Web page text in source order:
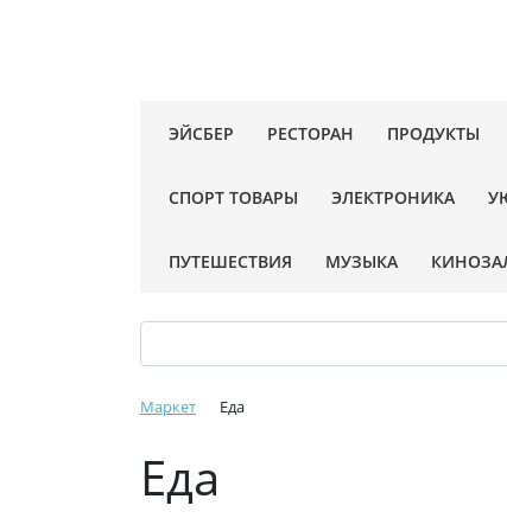
ЭЙСБЕР РЕСТОРАН ПРОДУКТЫ
СПОРТ ТОВАРЫ ЭЛЕКТРОНИКА
ПУТЕШЕСТВИЯ МУЗЫКА
Маркет Еда
Еда